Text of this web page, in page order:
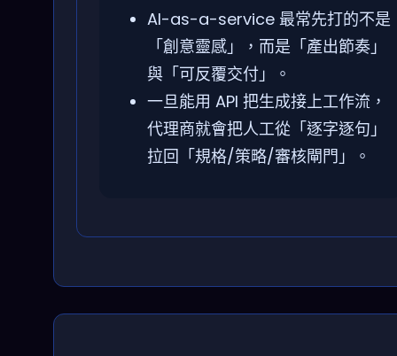
AI-as-a-service 最常先打的不是
「創意靈感」，而是「產出節奏」
與「可反覆交付」。
一旦能用 API 把生成接上工作流，
代理商就會把人工從「逐字逐句」
拉回「規格/策略/審核閘門」。